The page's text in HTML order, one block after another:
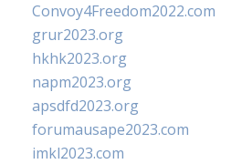
Convoy4Freedom2022.com
grur2023.org
hkhk2023.org
napm2023.org
apsdfd2023.org
forumausape2023.com
imkl2023.com